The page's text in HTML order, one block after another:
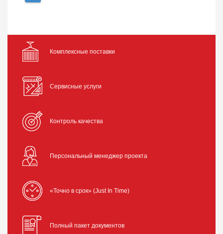
Комплексные поставки
Сервисные услуги
Контроль качества
Персональный менеджер проекта
«Точно в срок» (Just In Time)
Полный пакет документов